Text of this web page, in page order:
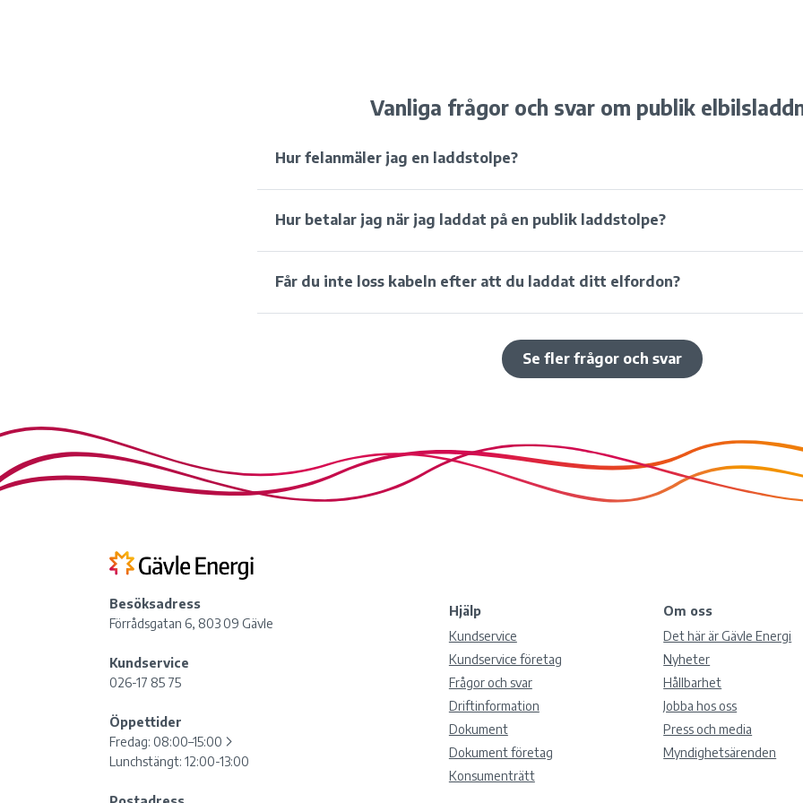
Vanliga frågor och svar om publik
Hur felanmäler jag en laddstolpe?
Hur betalar jag när jag laddat på en publik laddstolpe?
Får du inte loss kabeln efter att du laddat ditt elfordon?
Se fler frågor och svar
Besöksadress
Förrådsgatan 6, 803 09 Gävle
Kundservice
026-17 85 75
Öppettider
Fredag: 08:00–15:00
Lunchstängt: 12:00-13:00
Hjälp
Kundservice
Kundservice företag
Frågor och svar
Driftinformation
Dokument
Dokument företag
Konsumenträtt
Om oss
Det här är Gävle Energi
Nyheter
Hållbarhet
Jobba hos oss
Press och media
Myndighetsärenden